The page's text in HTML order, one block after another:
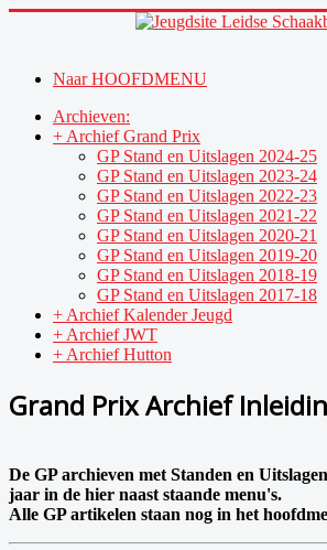
Naar HOOFDMENU
Archieven:
+ Archief Grand Prix
GP Stand en Uitslagen 2024-25
GP Stand en Uitslagen 2023-24
GP Stand en Uitslagen 2022-23
GP Stand en Uitslagen 2021-22
GP Stand en Uitslagen 2020-21
GP Stand en Uitslagen 2019-20
GP Stand en Uitslagen 2018-19
GP Stand en Uitslagen 2017-18
+ Archief Kalender Jeugd
+ Archief JWT
+ Archief Hutton
Grand Prix Archief
De GParchieven met Standen en
jaar in de hier naast staande menu's.
Alle GP artikelen staan nog in het